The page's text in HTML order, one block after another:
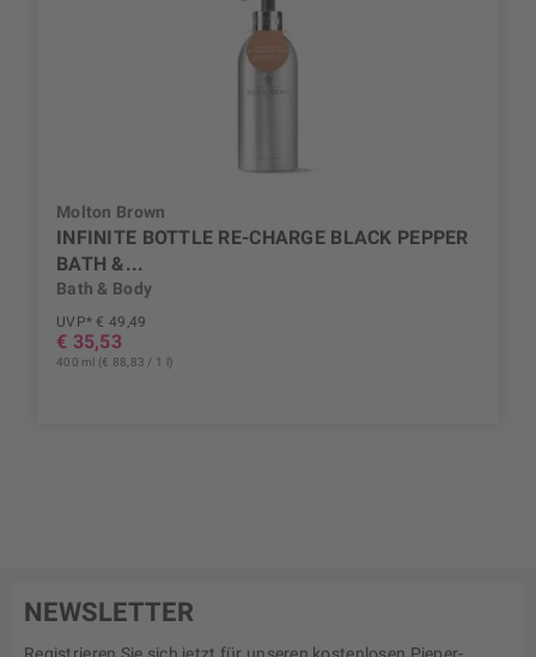
Molton Brown
INFINITE BOTTLE RE-CHARGE BLACK PEPPER
BATH &...
Bath & Body
UVP* € 49,49
€ 35,53
400 ml (€ 88,83 / 1 l)
NEWSLETTER